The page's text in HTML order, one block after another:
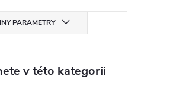
PARAMETRY
v této kategorii